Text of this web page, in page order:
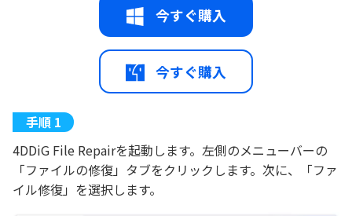
今すぐ購入
今すぐ購入
4DDiG File Repairを起動します。左側のメニューバーの
「ファイルの修復」タブをクリックします。次に、「ファ
イル修復」を選択します。